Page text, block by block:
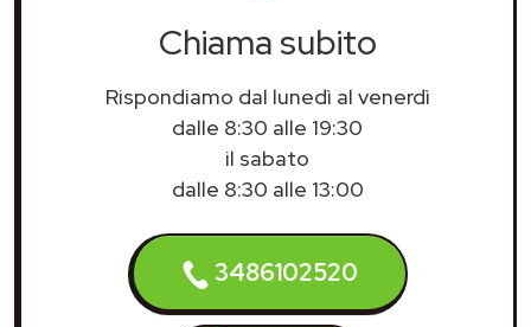
Chiama subito
Rispondiamo dal lunedì al venerdì
dalle 8:30 alle 19:30
il sabato
dalle 8:30 alle 13:00
3486102520